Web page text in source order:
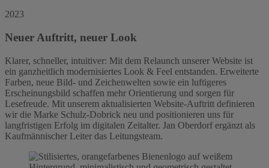
2023
Neuer Auftritt, neuer Look
Klarer, schneller, intuitiver: Mit dem Relaunch unserer Website ist
ein ganzheitlich modernisiertes Look & Feel entstanden. Erweiterte
Farben, neue Bild- und Zeichenwelten sowie ein luftigeres
Erscheinungsbild schaffen mehr Orientierung und sorgen für
Lesefreude. Mit unserem aktualisierten Website-Auftritt definieren
wir die Marke Schulz-Dobrick neu und positionieren uns für
langfristigen Erfolg im digitalen Zeitalter. Jan Oberdorf ergänzt als
Kaufmännischer Leiter das Leitungsteam.